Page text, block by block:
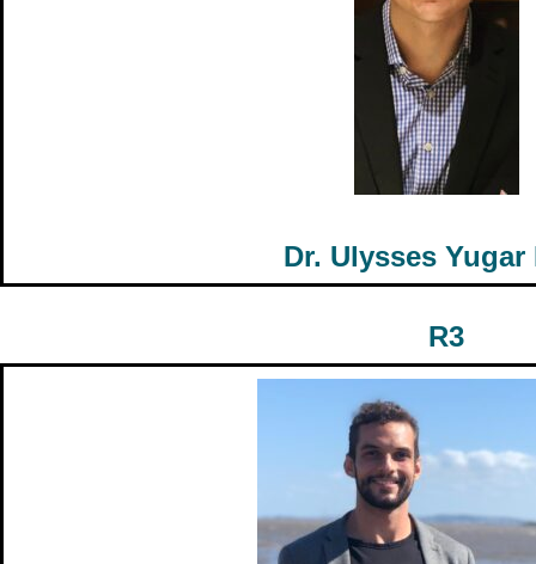
Dr. Ulysses Yugar
R3